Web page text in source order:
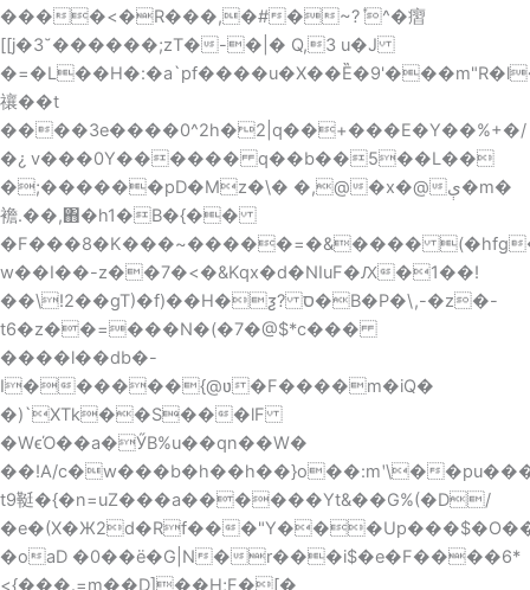
����<�R���,�#�~?݊ ^�㿇
[[j�3˘������;zT�-�|� Q,3 u�J
禳� �t
����3e����0^2h�2|q��+���E�Y��%+�/
�¿ v���0Y������ q��b��5��L��
�;������pD�Mz�\� �,@�x�@ې�m�
襜.��,΋�h1�B�{��
�F���8�K���~�����=�&����
w��I��-z��7�<�&Kqx�d�NIuF�Ԕ�1��!
��\!2��gT)�f)��H�ƺ? ס�B�P�\,-�z�-
t6�z��=���N�(�7�@$*c���
����l��db�-
I������{@ʋ�F����m�iQ�
�)`XTk��S���lF
�WϵΌ��a�ӲB%u��qn��W�
��!A/c�w���b�h��h��}o��:mʹ\�
t9䩠�{�n=uZ���a������Yt&��G%(�D/
�e�(X�Ж2d�Rf��
�oaD �0��ё�G|N�r���i$�e�F����6*
<{���.=m��D]��H;F�[�